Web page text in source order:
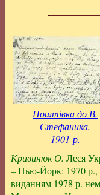
Поштівка до В.
Стефаника,
1901 р.
Кривинюк О. Леся
– Нью-Йорк: 1970 р.,
виданням 1978 р.